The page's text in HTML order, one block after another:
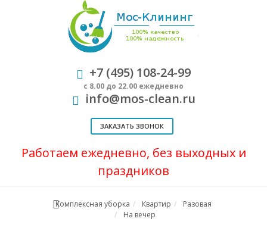
+7 (495) 108-24-99
с 8.00 до 22.00 ежедневно
info@mos-clean.ru
ЗАКАЗАТЬ ЗВОНОК
Работаем ежедневно, без выходных и
праздников
Комплексная уборка Квартир
Разовая
На вечер